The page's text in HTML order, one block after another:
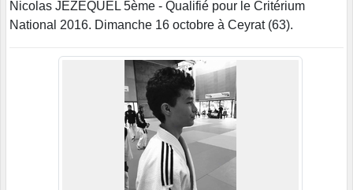
Nicolas JEZEQUEL 5ème - Qualifié pour le Critérium
National 2016. Dimanche 16 octobre à Ceyrat (63).